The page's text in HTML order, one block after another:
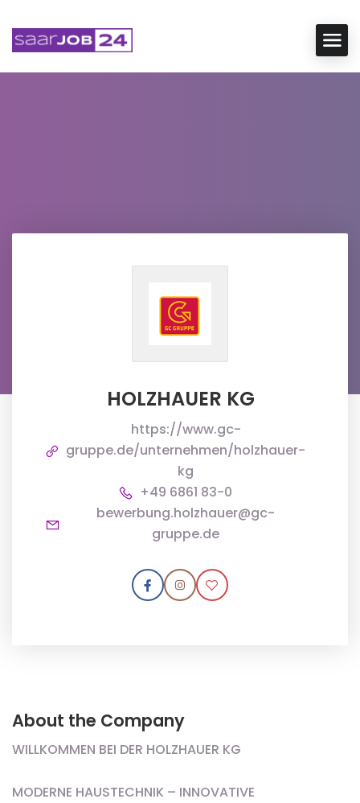
HOLZHAUER KG
https://www.gc-
gruppe.de/unternehmen/holzhauer-
kg
+49 6861 83-0
bewerbung.holzhauer@gc-
gruppe.de
About the Company
WILLKOMMEN BEI DER HOLZHAUER KG
MODERNE HAUSTECHNIK – INNOVATIVE